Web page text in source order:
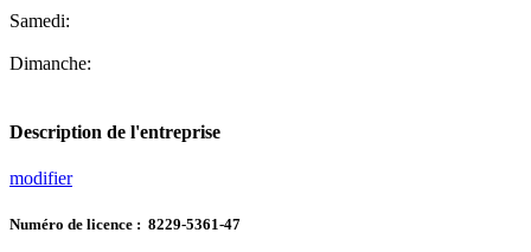
Samedi:
Dimanche:
Description de l'entreprise
modifier
Numéro de licence : 8229-5361-47